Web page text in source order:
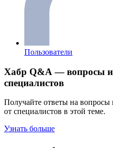
Пользователи
Хабр Q&A — вопросы и
специалистов
Получайте ответы на
от специалистов в этой теме.
Узнать больше